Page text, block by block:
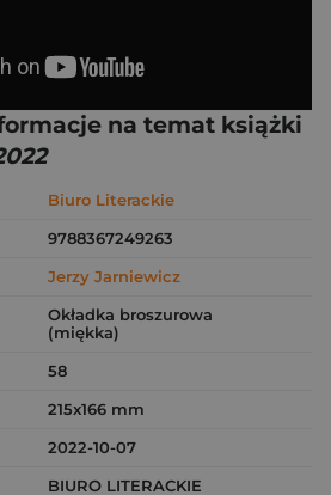
na temat książki
Biuro Literackie
9788367249263
Jerzy Jarniewicz
Okładka broszurowa
(miękka)
58
215x166 mm
2022-10-07
BIURO LITERACKIE